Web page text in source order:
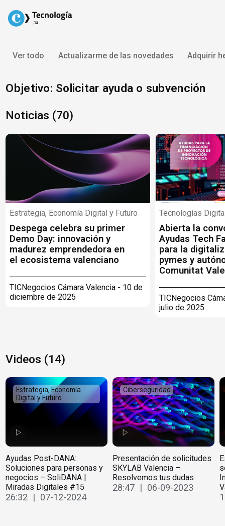
content
Ver todo Actualizarme de las novedades Adquirir
Objetivo: Solicitar ayuda o subvención
Noticias (70)
Estrategia, Economía Digital y Futuro
Despega celebra su primer
Demo Day: innovación y
madurez emprendedora en
el ecosistema valenciano
TICNegocios Cámara Valencia - 10 de
diciembre de 2025
Tecnologías
Abierta la
Ayudas Tech
para la
pymes y
Comunitat
TICNegocios
julio de 2025
Videos (14)
Estrategia, Economía
Digital y Futuro
Ayudas Post-DANA:
Soluciones para personas y
negocios – SoliDANA |
Miradas Digitales #15
26:32 | 07-12-2024
Ciberseguridad
Presentación de solicitudes
SKYLAB Valencia –
Resolvemos tus dudas
28:47 | 06-09-2023